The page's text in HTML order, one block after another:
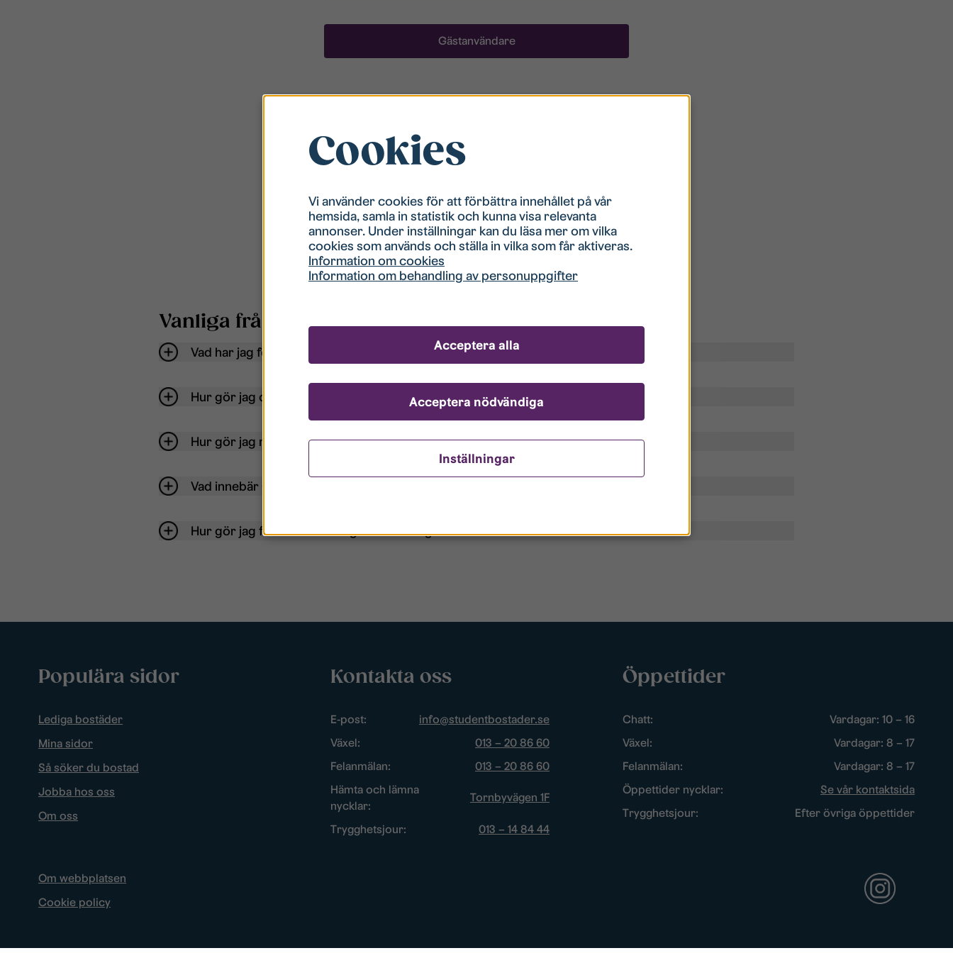
Gästanvändare
För att ha möjlighet att söka boende måste du vara
snabbt!
Registrera ett konto
Vanliga frågor och svar
Vad har jag för användarnamn?
Hur gör jag om mitt konto är låst?
Hur gör jag när jag glömt mitt lösenord?
Vad innebär Gästkonto/Gästanvändare?
Hur gör jag för att bli borttagen ur era register?
Populära sidor
Lediga bostäder
Mina sidor
Så söker du bostad
Jobba hos oss
Om oss
Kontakta oss
E-post:
info@studentbostader.se
Växel:
013 – 20 86 60
Felanmälan:
013 – 20 86 60
Hämta och lämna
nycklar:
Tornbyvägen 1F
Trygghetsjour: 013 – 14 84 44
Öppettider
Chatt:
Vardagar: 10 – 16
Växel:
Vardagar: 8 – 17
Felanmälan:
Vardagar: 8 – 17
Öppettider nycklar:
Se vår kontaktsida
Trygghetsjour:
Efter övriga öppettider
Om webbplatsen
Cookie policy
Cookies
Vi använder cookies för att förbättra innehållet på vår
hemsida, samla in statistik och kunna visa relevanta
annonser. Under inställningar kan du läsa mer om vilka
cookies som används och ställa in vilka som får aktiveras.
Information om cookies
Information om behandling av personuppgifter
Inställningar
Acceptera nödvändiga
Acceptera alla